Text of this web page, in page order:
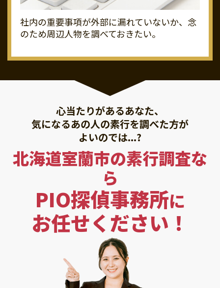
社内の重要事項が外部に漏れていないか、念
のため周辺人物を調べておきたい。
心当たりがあるあなた、
気になるあの人の素行を調べた方が
よいのでは...?
北海道室蘭市の素行調査な
ら
PIO探偵事務所に
お任せください！